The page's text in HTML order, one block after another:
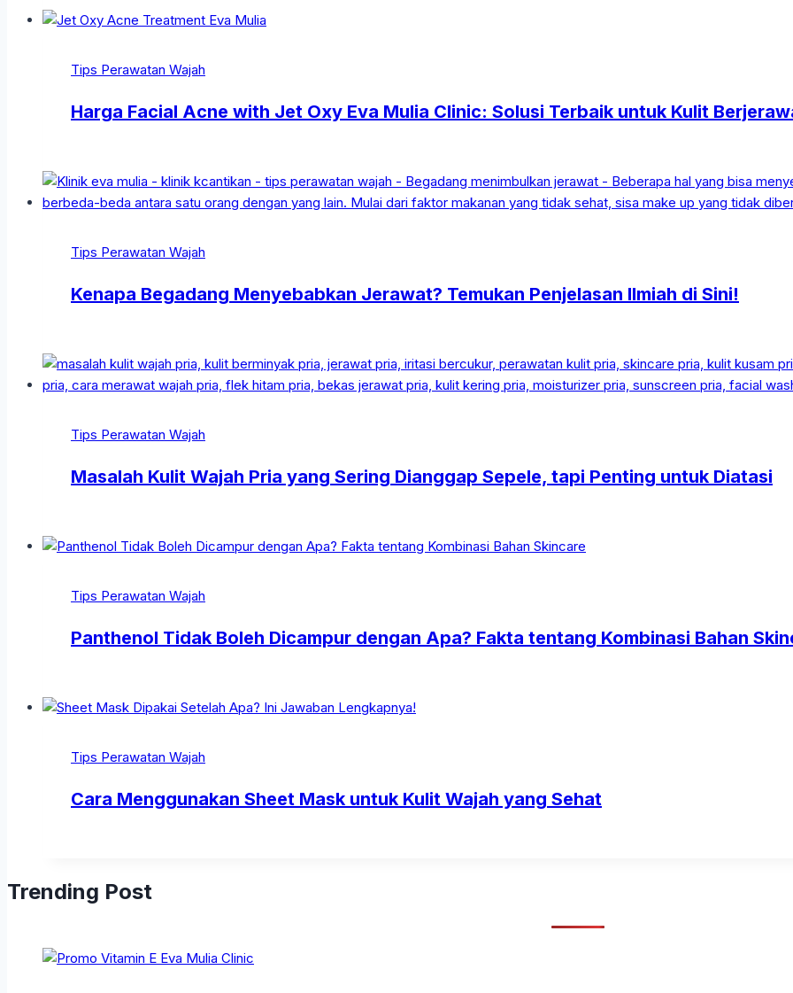
Tips Perawatan Wajah
Harga Facial Acne with Jet Oxy Eva Mulia Clinic: Solusi Terbaik untuk Kulit
Tips Perawatan Wajah
Kenapa Begadang Menyebabkan Jerawat? Temukan Penjelasan Ilmiah di Sini!
Tips Perawatan Wajah
Masalah Kulit Wajah Pria yang Sering Dianggap Sepele, tapi Penting untuk Diatasi
Tips Perawatan Wajah
Panthenol Tidak Boleh Dicampur dengan Apa? Fakta tentang Kombinasi Bahan
Tips Perawatan Wajah
Cara Menggunakan Sheet Mask untuk Kulit Wajah yang Sehat
Trending Post